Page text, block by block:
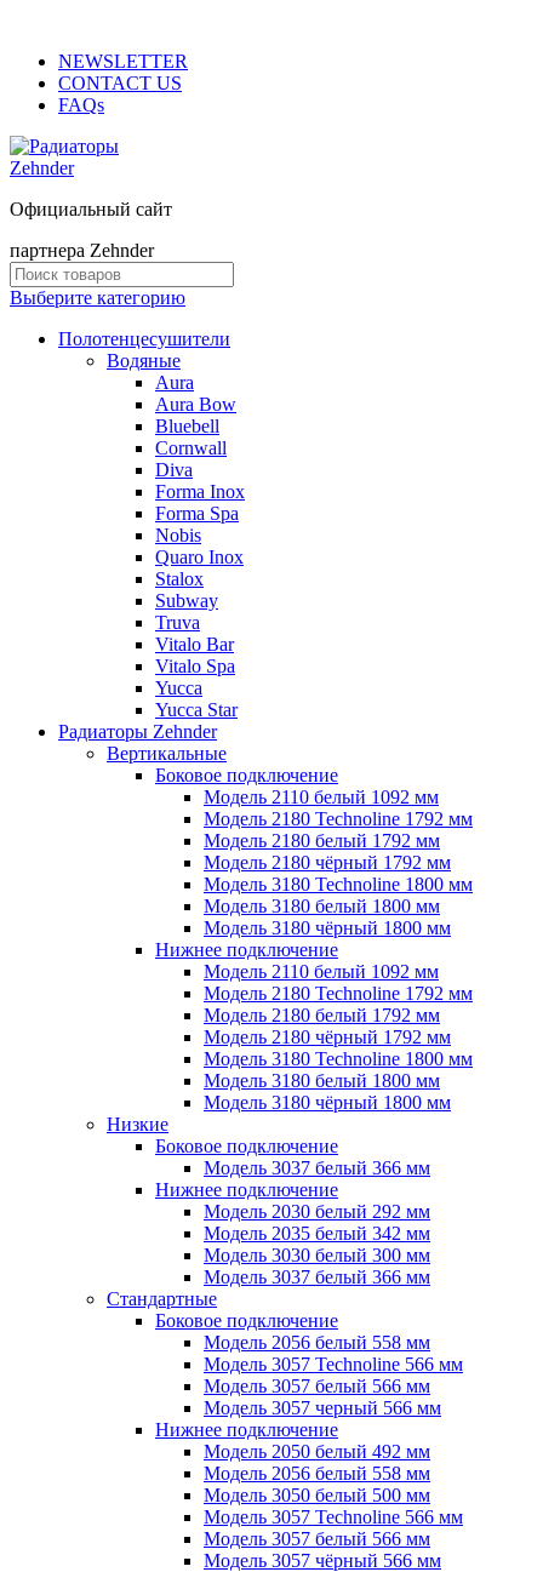
NEWSLETTER
CONTACT US
FAQs
Официальный сайт
партнера Zehnder
Выберите категорию
Полотенцесушители
Водяные
Aura
Aura Bow
Bluebell
Cornwall
Diva
Forma Inox
Forma Spa
Nobis
Quaro Inox
Stalox
Subway
Truva
Vitalo Bar
Vitalo Spa
Yucca
Yucca Star
Радиаторы Zehnder
Вертикальные
Боковое подключение
Модель 2110 белый 1092 мм
Модель 2180 Technoline 1792 мм
Модель 2180 белый 1792 мм
Модель 2180 чёрный 1792 мм
Модель 3180 Technoline 1800 мм
Модель 3180 белый 1800 мм
Модель 3180 чёрный 1800 мм
Нижнее подключение
Модель 2110 белый 1092 мм
Модель 2180 Technoline 1792 мм
Модель 2180 белый 1792 мм
Модель 2180 чёрный 1792 мм
Модель 3180 Technoline 1800 мм
Модель 3180 белый 1800 мм
Модель 3180 чёрный 1800 мм
Низкие
Боковое подключение
Модель 3037 белый 366 мм
Нижнее подключение
Модель 2030 белый 292 мм
Модель 2035 белый 342 мм
Модель 3030 белый 300 мм
Модель 3037 белый 366 мм
Стандартные
Боковое подключение
Модель 2056 белый 558 мм
Модель 3057 Technoline 566 мм
Модель 3057 белый 566 мм
Модель 3057 черный 566 мм
Нижнее подключение
Модель 2050 белый 492 мм
Модель 2056 белый 558 мм
Модель 3050 белый 500 мм
Модель 3057 Technoline 566 мм
Модель 3057 белый 566 мм
Модель 3057 чёрный 566 мм